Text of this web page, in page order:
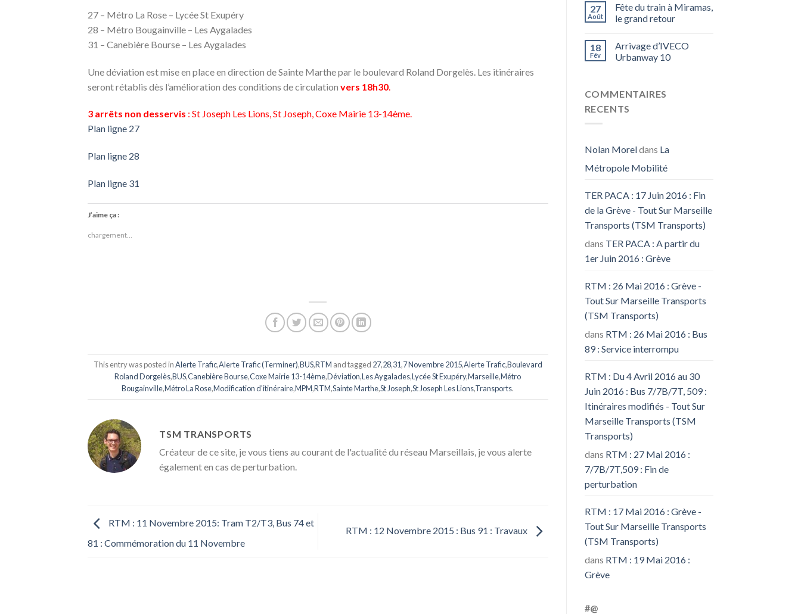
27 – Métro La Rose – Lycée St Exupéry
28 – Métro Bougainville – Les Aygalades
31 – Canebière Bourse – Les Aygalades
Une déviation est mise en placeen direction de Sainte Marthe par le boulevard Roland Dorgelès. Les itinéraires
seront rétablis dès l’amélioration des conditions de circulation vers 18h30
3 arrêts non desservis : St Joseph Les Lions, St Joseph, Coxe Mairie 13-14ème.
Plan ligne 27
Plan ligne 28
Plan ligne 31
J’aime ça :
chargement…
This entry was posted inAlerte Trafic,Alerte Trafic (Terminer),BUS,RTM and tagged 27,28,31,7 Novembre 2015,Alerte Trafic,Boulevard
Roland Dorgelès,BUS,Canebière Bourse,Coxe Mairie 13-14ème,Déviation,Les Aygalades,Lycée St Exupéry,Marseille,Métro
Bougainville,Métro La Rose,Modification d'itinéraire,MPM,RTM,Sainte Marthe,St Joseph,St Joseph Les Lions,Transports.
TSM TRANSPORTS
Créateur de ce site, je vous tiens au courant de l'actualité du réseau Marseillais, je vous alerte
également en cas de perturbation.
RTM : 11 Novembre 2015: Tram T2/T3, Bus 74 et
81 : Commémoration du 11 Novembre
RTM : 12 Novembre 2015 : Bus 91 : Travaux
27
Août
Fête du train à Miramas,
le grand retour
18
Fév
Arrivage d’IVECO
Urbanway 10
COMMENTAIRES
RECENTS
Nolan Moreldans La
Métropole Mobilité
TER PACA : 17 Juin 2016 : Fin
de la Grève - Tout Sur Marseille
Transports (TSM Transports)
dans TER PACA : A partir du
1er Juin 2016 : Grève
RTM : 26 Mai 2016 : Grève -
Tout Sur Marseille Transports
(TSM Transports)
dans RTM : 26 Mai 2016 : Bus
89 : Service interrompu
RTM : Du 4 Avril 2016 au 30
Juin 2016 : Bus 7/7B/7T, 509 :
Itinéraires modifiés - Tout Sur
Marseille Transports (TSM
Transports)
dans RTM : 27 Mai 2016 :
7/7B/7T,509 : Fin de
perturbation
RTM : 17 Mai 2016 : Grève -
Tout Sur Marseille Transports
(TSM Transports)
dans RTM : 19 Mai 2016 :
Grève
#@